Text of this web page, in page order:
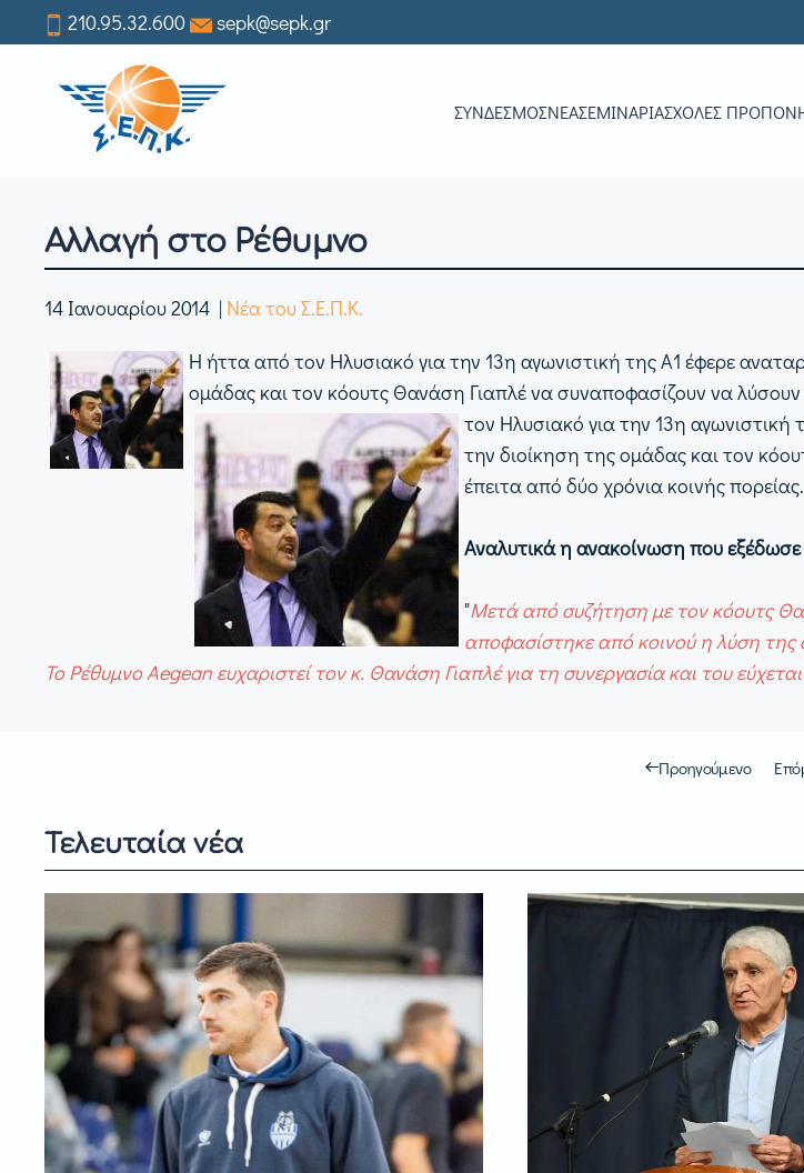
to
content
210.95.32.600 sepk@sepk.gr
ΣΥΝΔΕΣΜΟΣΝΕΑΣΕΜΙΝΆΡΙΑΣΧΟΛΈΣ
Αλλαγή στο Ρέθυμνο
14 Ιανουαρίου 2014 | Νέα του Σ.Ε.Π.Κ.
Η ήττα από τον Ηλυσιακό για την 13η αγωνιστική της Α1 έφερε
ομάδας και τον κόουτς Θανάση Γιαπλέ να συναποφασίζουν να
τον Ηλυσιακό για την 13η αγωνιστική
την διοίκηση της ομάδας και τον
έπειτα από δύο χρόνια κοινής πορείας.
Αναλυτικά η ανακοίνωση που
"Μετά από συζήτηση με τον κόουτς
αποφασίστηκε από κοινού η λύση
Το Ρέθυμνο Aegean ευχαριστεί τον κ. Θανάση Γιαπλέ για τη συνεργασία και του
Προηγούμενο
Τελευταία νέα